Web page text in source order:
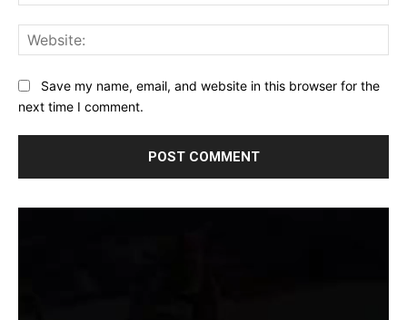
Save my name, email, and website in this browser for the
next time I comment.